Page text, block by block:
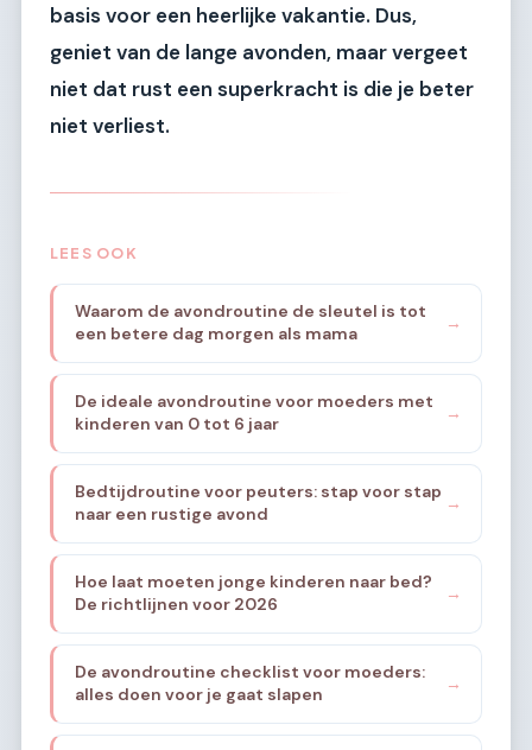
basis voor een heerlijke vakantie. Dus,
geniet van de lange avonden, maar vergeet
niet dat rust een superkracht is die je beter
niet verliest.
LEES OOK
Waarom de avondroutine de sleutel is tot
een betere dag morgen als mama
→
De ideale avondroutine voor moeders met
kinderen van 0 tot 6 jaar
→
Bedtijdroutine voor peuters: stap voor stap
naar een rustige avond
→
Hoe laat moeten jonge kinderen naar bed?
De richtlijnen voor 2026
→
De avondroutine checklist voor moeders:
alles doen voor je gaat slapen
→